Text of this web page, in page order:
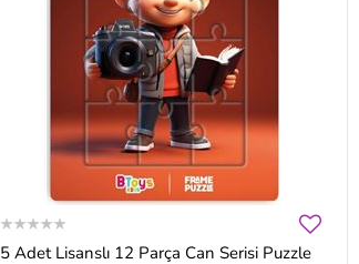
5 Adet Lisanslı 12 Parça Can Serisi Puzzle